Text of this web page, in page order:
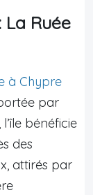
La Ruée
à Chypre
par
bénéficie
des
attirés par